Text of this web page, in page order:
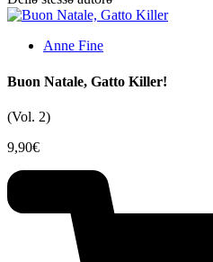
Anne Fine
Buon Natale, Gatto Killer!
(Vol. 2)
9,90€